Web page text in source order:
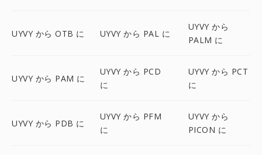
UYVY から OTB に UYVY から PAL に
UYVY から
PALM に
UYVY から PAM に
UYVY から PCD
に
UYVY から PCT
に
UYVY から PDB に
UYVY から PFM
に
UYVY から
PICON に